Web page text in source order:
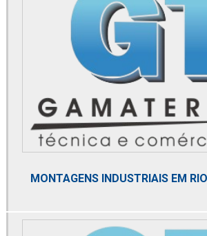
Distribuidor de dry cooler
Distribuidor de elemento microbiológico
Distribuidor de membrana de nitrogênio
Distribuidor mga
Distribuidor norgren
MONTAGENS INDUSTRIAIS EM